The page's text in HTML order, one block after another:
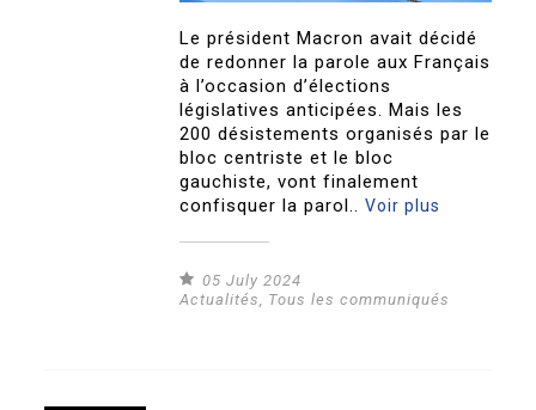
Le président Macron avait décidé
de redonner la parole aux Français
à l’occasion d’élections
législatives anticipées. Mais les
200 désistements organisés par le
bloc centriste et le bloc
gauchiste, vont finalement
confisquer la parol..Voir plus
05 July 2024
Actualités, Tous les communiqués